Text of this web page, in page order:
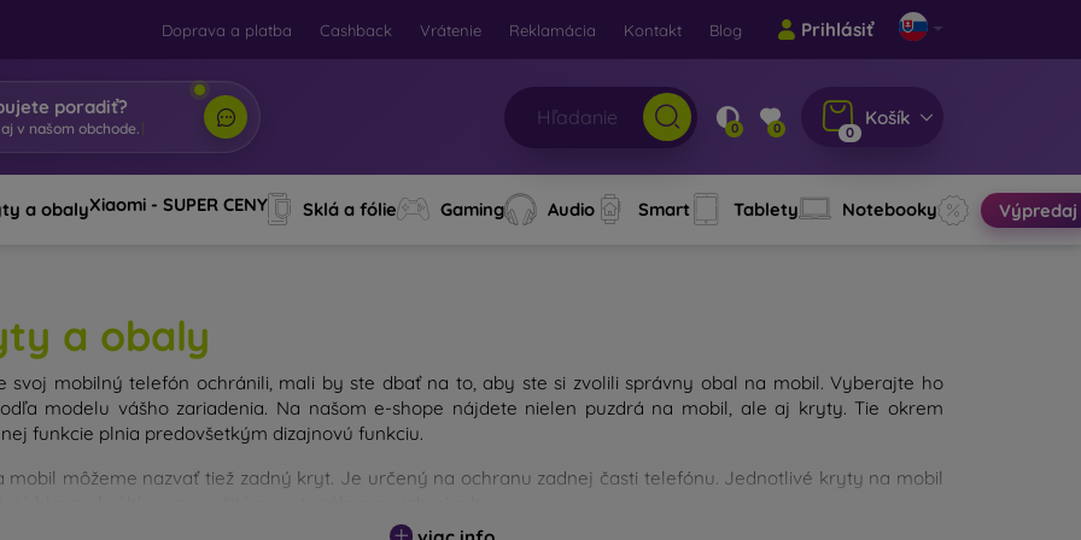
Doprava a platba Cashback Vrátenie Reklamácia Kontakt Blog Prihlásiť
poradiť?
v | 0 0 0
Košík
a obalyXiaomi - SUPER CENY Sklá a fólie Gaming Audio Smart Tablety Notebooky Výpredaj
a obaly
svoj mobilný telefón ochránili, mali by ste dbať na to, aby ste si zvolili správny obal na mobil. Vyberajte ho
modelu vášho zariadenia. Na našom e-shope nájdete nielen puzdrá na mobil, ale aj kryty. Tie okrem
funkcie plnia predovšetkým dizajnovú funkciu.
mobil môžeme nazvať tiež zadný kryt. Je určený na ochranu zadnej časti telefónu. Jednotlivé kryty na mobil